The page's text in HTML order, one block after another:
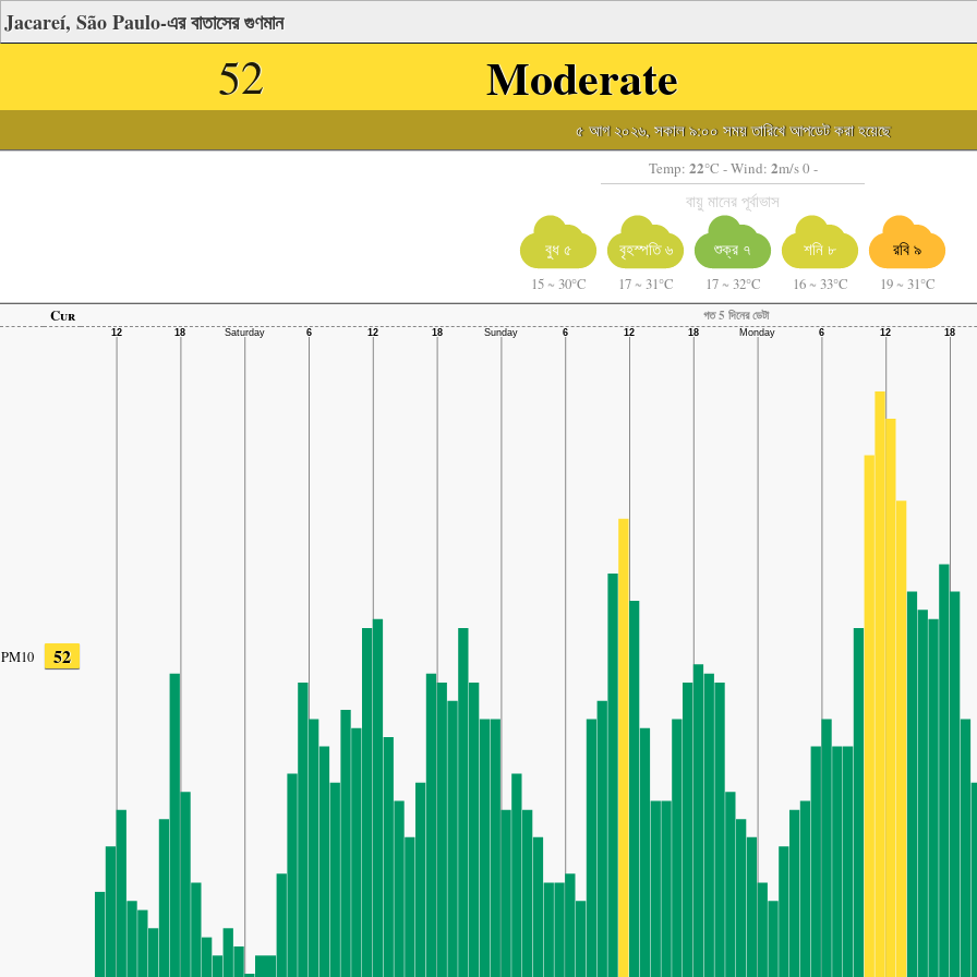
Jacareí, São Paulo-এর বাতাসের গুণমান
52 Moderate
৫ আগ ২০২৬, সকাল ৯:০০ সময় তারিখে আপডেট করা হয়েছে
Temp: 22°C - Wind: 2m/s 0 -
বায়ু মানের পূর্বাভাস
বুধ ৫
15 ~ 30°C
বৃহস্পতি ৬
17 ~ 31°C
শুক্র ৭
17 ~ 32°C
শনি ৮
16 ~ 33°C
রবি ৯
19 ~ 31°C
Cur
গত 5 দিনের ডেটা
PM10 52